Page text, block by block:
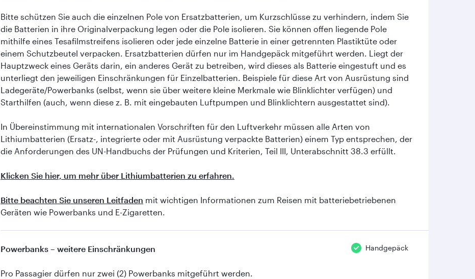
Bitte schützen Sie auch die einzelnen Pole von Ersatzbatterien, um Kurzschlüsse zu verhindern, indem Sie
die Batterien in ihre Originalverpackung legen oder die Pole isolieren. Sie können offen liegende Pole
mithilfe eines Tesafilmstreifens isolieren oder jede einzelne Batterie in einer getrennten Plastiktüte oder
einem Schutzbeutel verpacken. Ersatzbatterien dürfen nur im Handgepäck mitgeführt werden. Liegt der
Hauptzweck eines Geräts darin, ein anderes Gerät zu betreiben, wird dieses als Batterie eingestuft und es
unterliegt den jeweiligen Einschränkungen für Einzelbatterien. Beispiele für diese Art von Ausrüstung sind
Ladegeräte/Powerbanks (selbst, wenn sie über weitere kleine Merkmale wie Blinklichter verfügen) und
Starthilfen (auch, wenn diese z. B. mit eingebauten Luftpumpen und Blinklichtern ausgestattet sind).
In Übereinstimmung mit internationalen Vorschriften für den Luftverkehr müssen alle Arten von
Lithiumbatterien (Ersatz-, integrierte oder mit Ausrüstung verpackte Batterien) einem Typ entsprechen, der
die Anforderungen des UN-Handbuchs der Prüfungen und Kriterien, Teil III, Unterabschnitt 38.3 erfüllt.
Klicken Sie hier, um mehr über Lithiumbatterien zu erfahren.
Bitte beachten Sie unseren Leitfaden mit wichtigen Informationen zum Reisen mit batteriebetriebenen
Geräten wie Powerbanks und E-Zigaretten.
Powerbanks – weitere Einschränkungen Handgepäck
Pro Passagier dürfen nur zwei (2) Powerbanks mitgeführt werden.